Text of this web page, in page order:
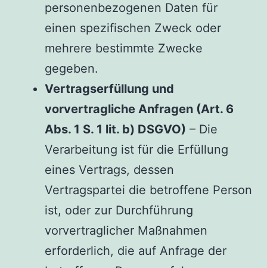
personenbezogenen Daten für
einen spezifischen Zweck oder
mehrere bestimmte Zwecke
gegeben.
Vertragserfüllung und
vorvertragliche Anfragen (Art. 6
Abs. 1 S. 1 lit. b) DSGVO) – Die
Verarbeitung ist für die Erfüllung
eines Vertrags, dessen
Vertragspartei die betroffene Person
ist, oder zur Durchführung
vorvertraglicher Maßnahmen
erforderlich, die auf Anfrage der